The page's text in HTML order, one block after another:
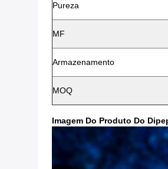
Pureza
MF
Armazenamento
MOQ
Imagem Do Produto Do